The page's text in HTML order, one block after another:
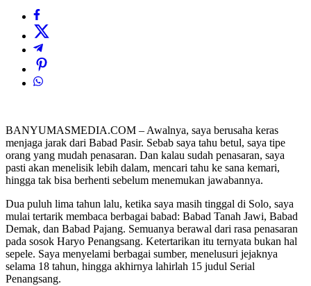
BANYUMASMEDIA.COM – Awalnya, saya berusaha keras
menjaga jarak dari Babad Pasir. Sebab saya tahu betul, saya tipe
orang yang mudah penasaran. Dan kalau sudah penasaran, saya
pasti akan menelisik lebih dalam, mencari tahu ke sana kemari,
hingga tak bisa berhenti sebelum menemukan jawabannya.
Dua puluh lima tahun lalu, ketika saya masih tinggal di Solo, saya
mulai tertarik membaca berbagai babad: Babad Tanah Jawi, Babad
Demak, dan Babad Pajang. Semuanya berawal dari rasa penasaran
pada sosok Haryo Penangsang. Ketertarikan itu ternyata bukan hal
sepele. Saya menyelami berbagai sumber, menelusuri jejaknya
selama 18 tahun, hingga akhirnya lahirlah 15 judul Serial
Penangsang.